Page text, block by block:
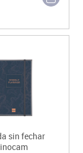
sin fechar